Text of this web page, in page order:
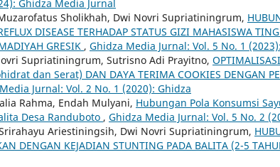
Ghidza Media Jurnal
Sholikhah, Dwi Novri Supriatiningrum,
DISEASE TERHADAP STATUS GIZI MAHASISWA
GRESIK , Ghidza Media Jurnal: Vol. 5 No. 1
Supriatiningrum, Sutrisno Adi Prayitno,
dan Serat) DAN DAYA TERIMA COOKIES DENGAN
Jurnal: Vol. 2 No. 1 (2020): Ghidza
Rahma, Endah Mulyani, Hubungan Pola Konsumsi
Desa Randuboto , Ghidza Media Jurnal: Vol. 5 No. 2
Ariestiningsih, Dwi Novri Supriatiningrum,
DENGAN KEJADIAN STUNTING PADA BALITA (2-5